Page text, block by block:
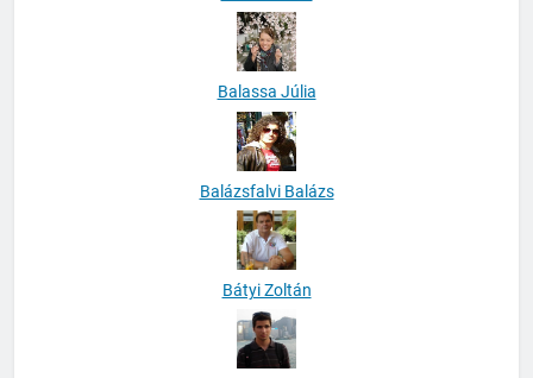
Balassa Júlia
Balázsfalvi Balázs
Bátyi Zoltán